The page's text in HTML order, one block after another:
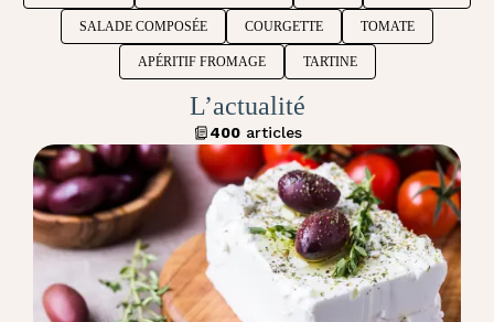
SALADE COMPOSÉE COURGETTE TOMATE
APÉRITIF FROMAGE TARTINE
L’actualité
400articles